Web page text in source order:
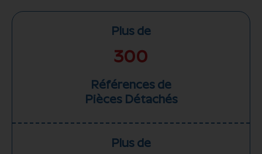
Plus de
300
Références de
Pièces Détachés
Plus de